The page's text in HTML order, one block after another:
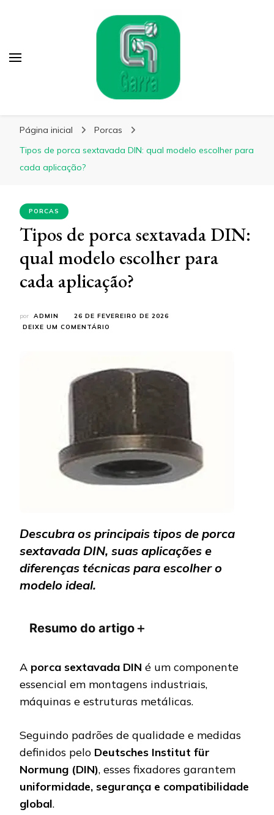
Página inicial
Porcas
Tipos de porca sextavada DIN: qual modelo escolher para
cada aplicação?
PORCAS
Tipos de porca sextavada DIN:
qual modelo escolher para
cada aplicação?
por ADMIN
26 DE FEVEREIRO DE 2026
DEIXE UM COMENTÁRIO
SEXTAVADA
QUAL
MODELO
ESCOLHER
CADA
APLICAÇÃO?
Descubra os principais tipos de porca
sextavada DIN, suas aplicações e
diferenças técnicas para escolher o
modelo ideal.
Resumo do artigo＋
A porca sextavada DIN é um componente
essencial em montagens industriais,
máquinas e estruturas metálicas.
Seguindo padrões de qualidade e medidas
definidos pelo Deutsches Institut für
Normung (DIN), esses fixadores garantem
uniformidade, segurança e compatibilidade
global.